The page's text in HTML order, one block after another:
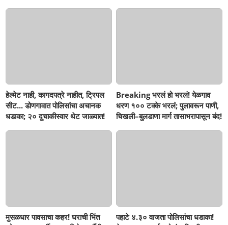
हेल्मेट नाही, कागदपत्रे नाहीत, ट्रिपल
सीट... डोणगावात पोलिसांचा अचानक
धडाका; २० दुचाकीस्वार थेट जाळ्यात!
Breaking भरलं हो भरलं! येळगाव
धरण १०० टक्के भरलं; पुलावरून पाणी,
चिखली–बुलडाणा मार्ग तासाभरापासून बंद!
मुसळधार पावसाचा कहर! घराची भिंत
पहाटे ४.३० वाजता पोलिसांचा धडाका!